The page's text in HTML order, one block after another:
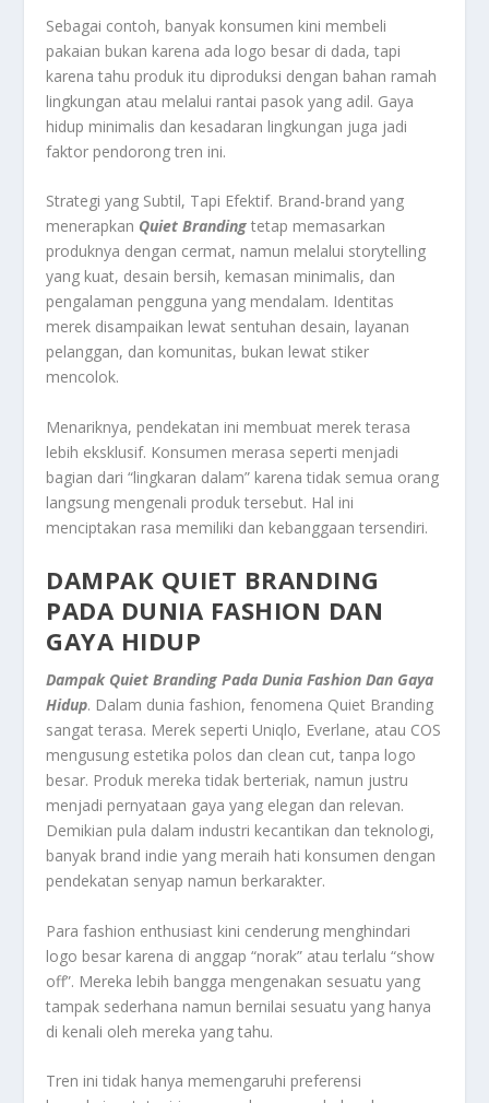
Sebagai contoh, banyak konsumen kini membeli
pakaian bukan karena ada logo besar di dada, tapi
karena tahu produk itu diproduksi dengan bahan ramah
lingkungan atau melalui rantai pasok yang adil. Gaya
hidup minimalis dan kesadaran lingkungan juga jadi
faktor pendorong tren ini.
Strategi yang Subtil, Tapi Efektif. Brand-brand yang
menerapkan Quiet Branding tetap memasarkan
produknya dengan cermat, namun melalui storytelling
yang kuat, desain bersih, kemasan minimalis, dan
pengalaman pengguna yang mendalam. Identitas
merek disampaikan lewat sentuhan desain, layanan
pelanggan, dan komunitas, bukan lewat stiker
mencolok.
Menariknya, pendekatan ini membuat merek terasa
lebih eksklusif. Konsumen merasa seperti menjadi
bagian dari “lingkaran dalam” karena tidak semua orang
langsung mengenali produk tersebut. Hal ini
menciptakan rasa memiliki dan kebanggaan tersendiri.
DAMPAK QUIET BRANDING
PADA DUNIA FASHION DAN
GAYA HIDUP
Dampak Quiet Branding Pada Dunia Fashion Dan Gaya
Hidup. Dalam dunia fashion, fenomena Quiet Branding
sangat terasa. Merek seperti Uniqlo, Everlane, atau COS
mengusung estetika polos dan clean cut, tanpa logo
besar. Produk mereka tidak berteriak, namun justru
menjadi pernyataan gaya yang elegan dan relevan.
Demikian pula dalam industri kecantikan dan teknologi,
banyak brand indie yang meraih hati konsumen dengan
pendekatan senyap namun berkarakter.
Para fashion enthusiast kini cenderung menghindari
logo besar karena di anggap “norak” atau terlalu “show
off”. Mereka lebih bangga mengenakan sesuatu yang
tampak sederhana namun bernilai sesuatu yang hanya
di kenali oleh mereka yang tahu.
Tren ini tidak hanya memengaruhi preferensi